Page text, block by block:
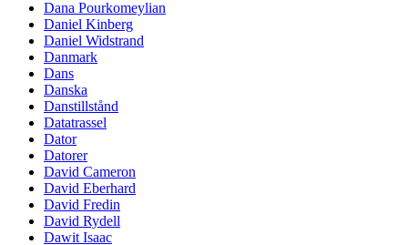
Dana Pourkomeylian
Daniel Kinberg
Daniel Widstrand
Danmark
Dans
Danska
Danstillstånd
Datatrassel
Dator
Datorer
David Cameron
David Eberhard
David Fredin
David Rydell
Dawit Isaac